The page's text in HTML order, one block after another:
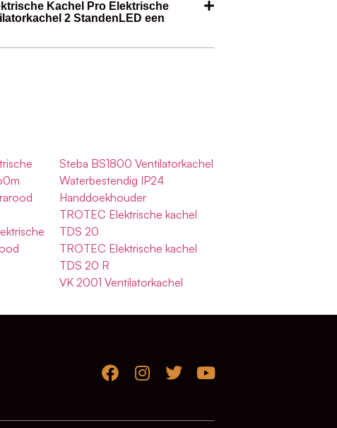
Kachel Pro Elektrische
2 StandenLED een
Steba BS1800 Ventilatorkachel
Waterbestendig IP24
Handdoekhouder
TROTEC Elektrische kachel
TDS 20
TROTEC Elektrische kachel
TDS 20 R
VK 2001 Ventilatorkachel